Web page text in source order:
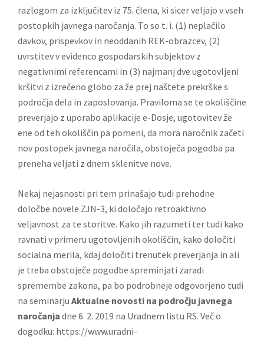
razlogom za izključitev iz 75. člena, ki sicer veljajo v vseh
postopkih javnega naročanja. To so t. i. (1) neplačilo
davkov, prispevkov in neoddanih REK-obrazcev, (2)
uvrstitev v evidenco gospodarskih subjektov z
negativnimi referencami in (3) najmanj dve ugotovljeni
kršitvi z izrečeno globo za že prej naštete prekrške s
področja dela in zaposlovanja. Praviloma se te okoliščine
preverjajo z uporabo aplikacije e-Dosje, ugotovitev že
ene od teh okoliščin pa pomeni, da mora naročnik začeti
nov postopek javnega naročila, obstoječa pogodba pa
preneha veljati z dnem sklenitve nove.
Nekaj nejasnosti pri tem prinašajo tudi prehodne
določbe novele ZJN-3, ki določajo retroaktivno
veljavnost za te storitve. Kako jih razumeti ter tudi kako
ravnati v primeru ugotovljenih okoliščin, kako določiti
socialna merila, kdaj določiti trenutek preverjanja in ali
je treba obstoječe pogodbe spreminjati zaradi
spremembe zakona, pa bo podrobneje odgovorjeno tudi
na seminarju Aktualne novosti na področju javnega
naročanja dne 6. 2. 2019 na Uradnem listu RS. Več o
dogodku: https://www.uradni-